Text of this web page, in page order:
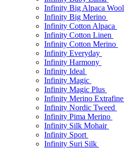
Infinity Big Alpaca Wool
Infinity Big Merino
Infinity Cotton Alpaca
Infinity Cotton Linen
Infinity Cotton Merino
Infinity Everyday
Infinity Harmony
Infinity Ideal
Infinity Magic
Infinity Magic Plus
Infinity Merino Extrafine
Infinity Nordic Tweed
Infinity Pima Merino
Infinity Silk Mohair
Infinity Sport
Infinity Suri Silk